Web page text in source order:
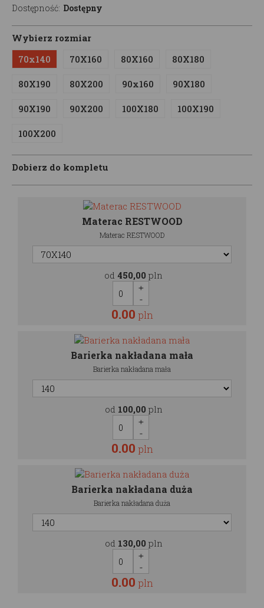
Dostępność: Dostępny
Wybierz rozmiar
70x140
70X160 80X160 80X180
80X190 80X200 90x160 90X180
90X190 90X200 100X180 100X190
100X200
Dobierz do kompletu
Materac RESTWOOD
Materac RESTWOOD
od 450,00 pln
0.00 pln
Barierka nakładana mała
Barierka nakładana mała
od 100,00 pln
0.00 pln
Barierka nakładana duża
Barierka nakładana duża
od 130,00 pln
0.00 pln